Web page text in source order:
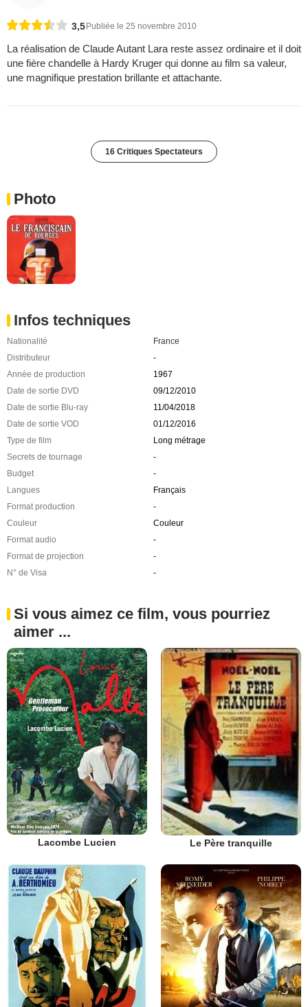
3,5 Publiée le 25 novembre 2010
La réalisation de Claude Autant Lara reste assez ordinaire et il doit
une fière chandelle à Hardy Kruger qui donne au film sa valeur,
une magnifique prestation brillante et attachante.
16 Critiques Spectateurs
Photo
Infos techniques
Nationalité
France
Distributeur
-
Année de production
1967
Date de sortie DVD
09/12/2010
Date de sortie Blu-ray
11/04/2018
Date de sortie VOD
01/12/2016
Type de film
Long métrage
Secrets de tournage
-
Budget
-
Langues
Français
Format production
-
Couleur
Couleur
Format audio
-
Format de projection
-
N° de Visa
-
Si vous aimez ce film, vous pourriez
aimer ...
Lacombe Lucien Le Père tranquille